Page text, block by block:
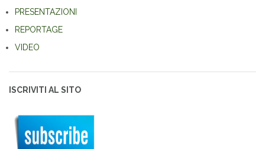
PRESENTAZIONI
REPORTAGE
VIDEO
ISCRIVITI AL SITO